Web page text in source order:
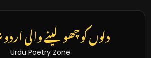
تازہ خبریں اور بلاگز
Latest News & Blogs